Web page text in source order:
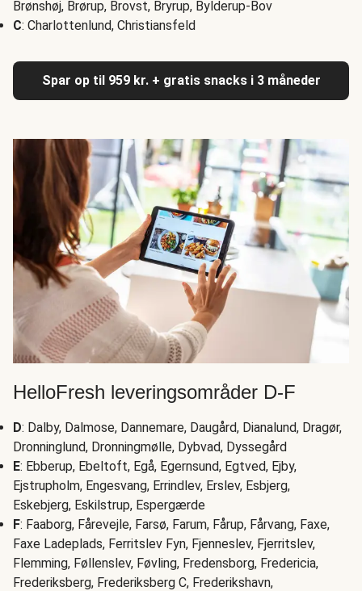
Brønshøj, Brørup, Brovst, Bryrup, Bylderup-Bov
C: Charlottenlund, Christiansfeld
Spar op til 959 kr. + gratis snacks i 3 måneder
HelloFresh leveringsområder D-F
D: Dalby, Dalmose, Dannemare, Daugård, Dianalund, Dragør,
Dronninglund, Dronningmølle, Dybvad, Dyssegård
E: Ebberup, Ebeltoft, Egå, Egernsund, Egtved, Ejby,
Ejstrupholm, Engesvang, Errindlev, Erslev, Esbjerg,
Eskebjerg, Eskilstrup, Espergærde
F: Faaborg, Fårevejle, Farsø, Farum, Fårup, Fårvang, Faxe,
Faxe Ladeplads, Ferritslev Fyn, Fjenneslev, Fjerritslev,
Flemming, Føllenslev, Føvling, Fredensborg, Fredericia,
Frederiksberg, Frederiksberg C, Frederikshavn,